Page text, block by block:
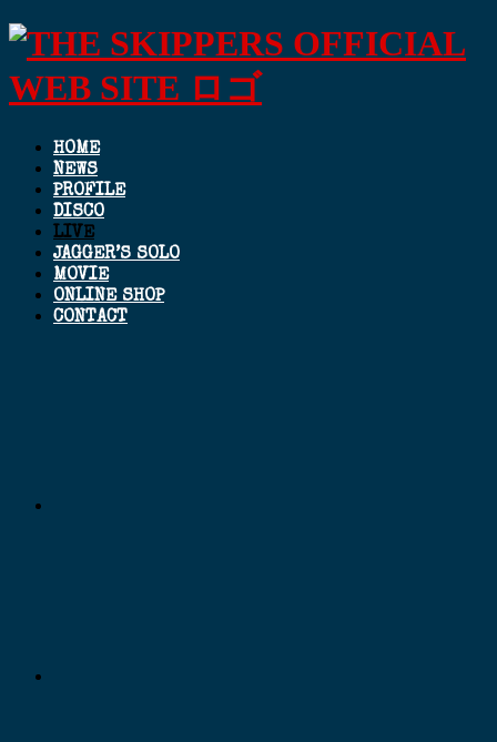
HOME
NEWS
PROFILE
DISCO
LIVE
JAGGER’S SOLO
MOVIE
ONLINE SHOP
CONTACT